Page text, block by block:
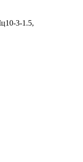
3-1.5,